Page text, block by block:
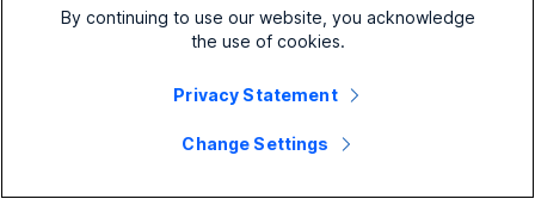
elemzésekben
Hívásaktivitásés a(z)Hívásminőség
egy egyéni elemzési irányítópultra lettek rögzítve, a
By continuing to use our website, you acknowledge
the use of cookies.
Privacy Statement
Change Settings